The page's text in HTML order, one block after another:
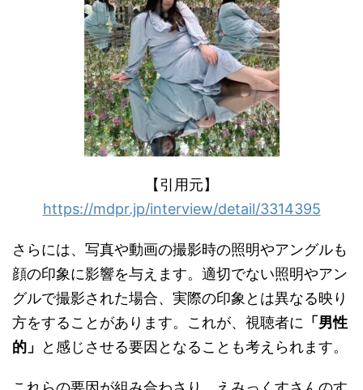
【引用元】
https://mdpr.jp/interview/detail/3314395
さらには、写真や動画の撮影時の照明やアングルも
顔の印象に影響を与えます。適切でない照明やアン
グルで撮影された場合、実際の印象とは異なる映り
方をすることがあります。これが、視聴者に 「男性
的」
と感じさせる要因となることも考えられます。